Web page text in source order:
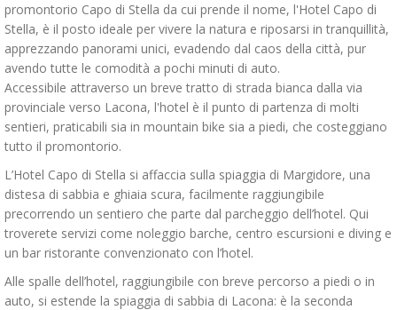
promontorio Capo di Stella da cui prende il nome, l'Hotel Capo di
Stella, è il posto ideale per vivere la natura e riposarsi in tranquillità,
apprezzando panorami unici, evadendo dal caos della città, pur
avendo tutte le comodità a pochi minuti di auto.
Accessibile attraverso un breve tratto di strada bianca dalla via
provinciale verso Lacona, l'hotel è il punto di partenza di molti
sentieri, praticabili sia in mountain bike sia a piedi, che costeggiano
tutto il promontorio.
L’Hotel Capo di Stella si affaccia sulla spiaggia di Margidore, una
distesa di sabbia e ghiaia scura, facilmente raggiungibile
precorrendo un sentiero che parte dal parcheggio dell’hotel. Qui
troverete servizi come noleggio barche, centro escursioni e diving e
un bar ristorante convenzionato con l’hotel.
Alle spalle dell’hotel, raggiungibile con breve percorso a piedi o in
auto, si estende la spiaggia di sabbia di Lacona: è la seconda